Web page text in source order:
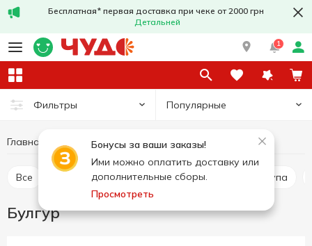
Бесплатная* первая доставка при чеке от 2000 грн
Детальней
1
Фильтры Популярные
Бонусы за ваши заказы!
Ими можно оплатить доставку или
дополнительные сборы.
Просмотреть
Главная Бакалея Крупы и бобовые
Все Гречневая крупа Пшеничная крупа
Булгур